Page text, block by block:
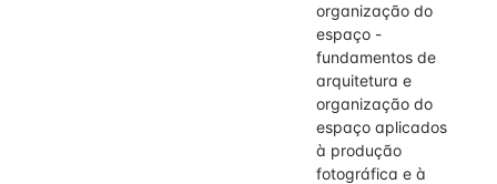
organização do
espaço -
fundamentos de
arquitetura e
organização do
espaço aplicados
à produção
fotográfica e à